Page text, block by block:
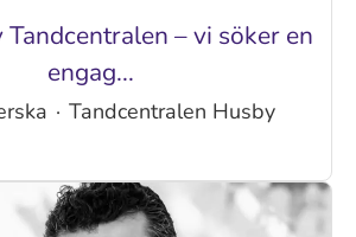
Tandcentralen – vi söker en
engag...
· Tandcentralen Husby